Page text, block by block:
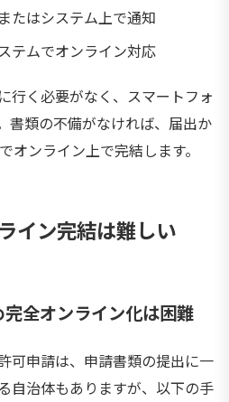
たはシステム上で通知
テムでオンライン対応
行く必要がなく、スマートフォ
書類の不備がなければ、届出か
オンライン上で完結します。
イン完結は難しい
全オンライン化は困難
可申請は、申請書類の提出に一
自治体もありますが、以下の手